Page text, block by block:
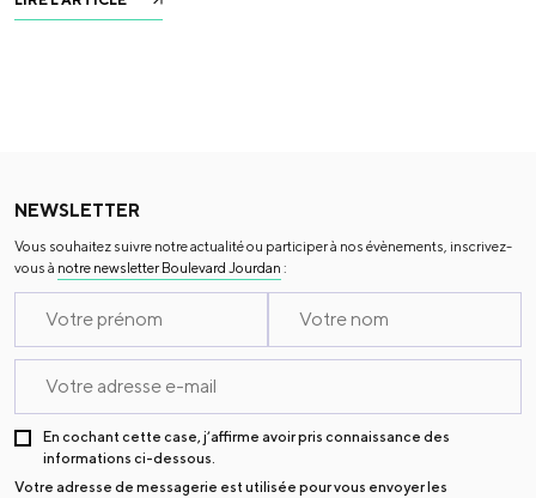
NEWSLETTER
Vous souhaitez suivre notre actualité ou participer à nos évènements, inscrivez-
vous à notre newsletter Boulevard Jourdan :
En cochant cette case, j’affirme avoir pris connaissance des
informations ci-dessous.
Votre adresse de messagerie est utilisée pour vous envoyer les